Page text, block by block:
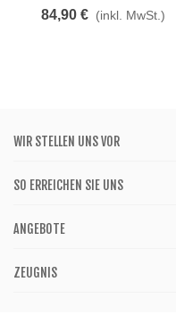
84,90 € (inkl. MwSt.)
WIR STELLEN UNS VOR
SO ERREICHEN SIE UNS
ANGEBOTE
ZEUGNIS